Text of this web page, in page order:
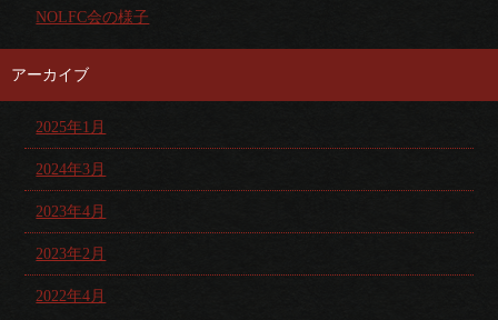
NOLFC会の様子
アーカイブ
2025年1月
2024年3月
2023年4月
2023年2月
2022年4月